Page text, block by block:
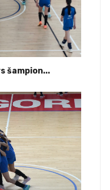
šampion...